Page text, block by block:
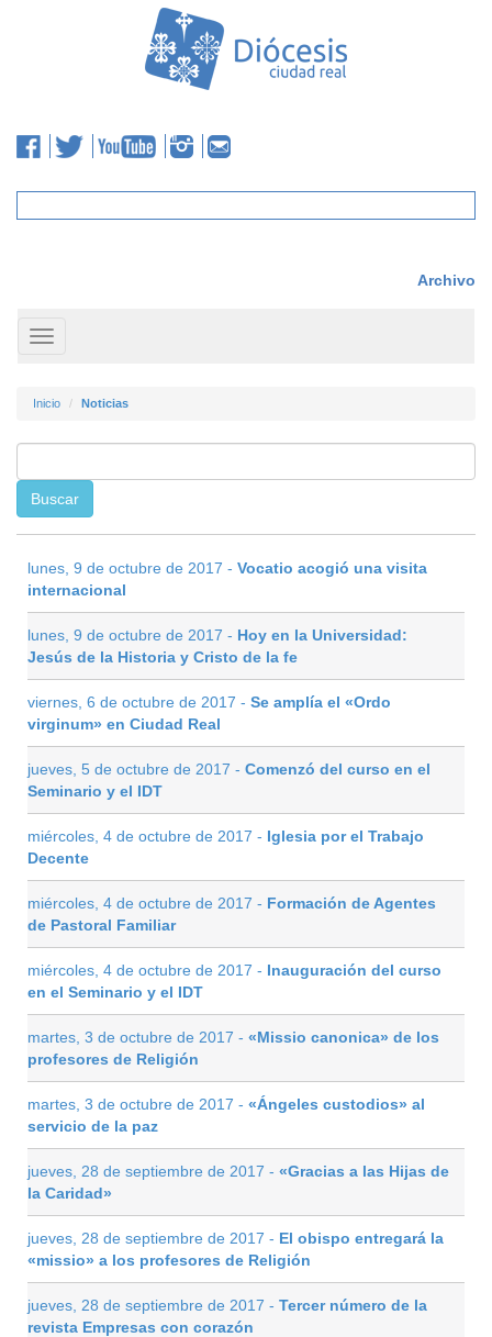
Archivo
Toggle
navigation
Inicio Noticias
lunes, 9 de octubre de 2017 - Vocatio acogió una visita
internacional
lunes, 9 de octubre de 2017 - Hoy en la Universidad:
Jesús de la Historia y Cristo de la fe
viernes, 6 de octubre de 2017 - Se amplía el «Ordo
virginum» en Ciudad Real
jueves, 5 de octubre de 2017 - Comenzó del curso en el
Seminario y el IDT
miércoles, 4 de octubre de 2017 - Iglesia por el Trabajo
Decente
miércoles, 4 de octubre de 2017 - Formación de Agentes
de Pastoral Familiar
miércoles, 4 de octubre de 2017 - Inauguración del curso
en el Seminario y el IDT
martes, 3 de octubre de 2017 - «Missio canonica» de los
profesores de Religión
martes, 3 de octubre de 2017 - «Ángeles custodios» al
servicio de la paz
jueves, 28 de septiembre de 2017 - «Gracias a las Hijas de
la Caridad»
jueves, 28 de septiembre de 2017 - El obispo entregará la
«missio» a los profesores de Religión
jueves, 28 de septiembre de 2017 - Tercer número de la
revista Empresas con corazón